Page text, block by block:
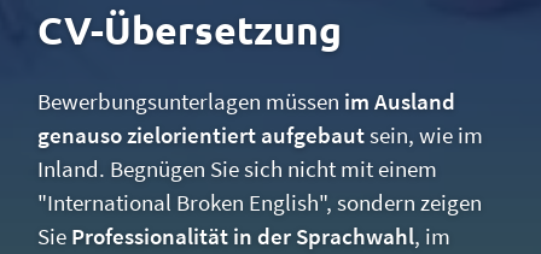
CV-Übersetzung
Bewerbungsunterlagen müssen im Ausland
genauso zielorientiert aufgebautsein, wie im
Inland. Begnügen Sie sich nicht mit einem
"International Broken English", sondern zeigen
Sie Professionalität in der Sprachwahl, im